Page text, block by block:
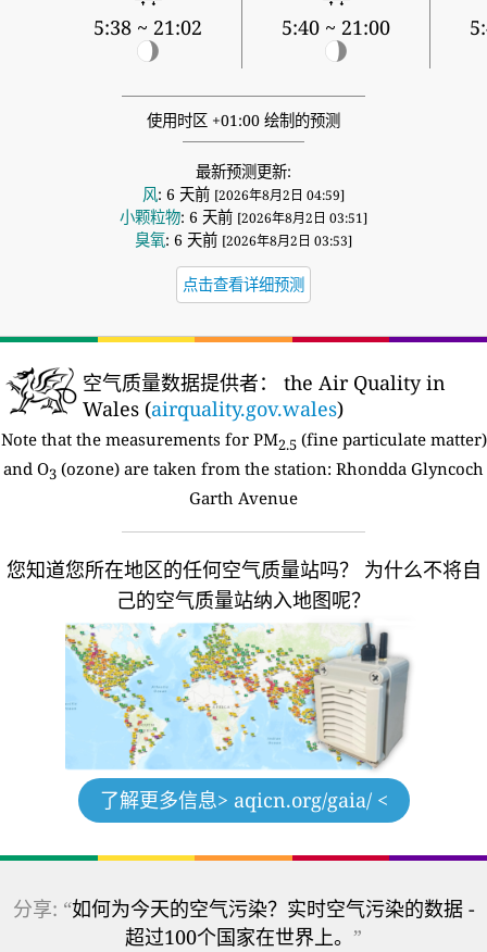
5:38 ~ 21:02 5:40 ~ 21:00
使用时区 +01:00 绘制的预测
最新预测更新:
风: 6 天前 [2026年8月2日 04:59]
小颗粒物: 6 天前 [2026年8月2日 03:51]
臭氧: 6 天前 [2026年8月2日 03:53]
点击查看详细预测
空气质量数据提供者：
the Air Quality in
Wales (airquality.gov.wales)
Note that the measurements for PM2.5 (fine particulate matter)
and O3 (ozone) are taken from the station: Rhondda Glyncoch
Garth Avenue
您知道您所在地区的任何空气质量站吗？
为什么不将自
己的空气质量站纳入地图呢？
了解更多信息> aqicn.org/gaia/ <
分享: “如何为今天的空气污染？实时空气污染的数据 -
超过100个国家在世界上。 ”